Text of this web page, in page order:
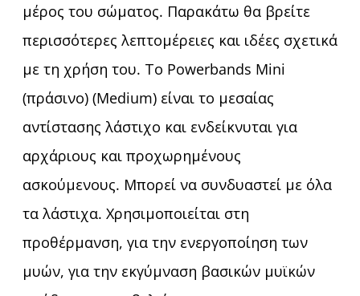
μέρος του σώματος. Παρακάτω θα βρείτε
περισσότερες λεπτομέρειες και ιδέες σχετικά
με τη χρήση του. Το Powerbands Mini
(πράσινο) (Medium) είναι το μεσαίας
αντίστασης λάστιχο και ενδείκνυται για
αρχάριους και προχωρημένους
ασκούμενους. Μπορεί να συνδυαστεί με όλα
τα λάστιχα. Χρησιμοποιείται στη
προθέρμανση, για την ενεργοποίηση των
μυών, για την εκγύμναση βασικών μυϊκών